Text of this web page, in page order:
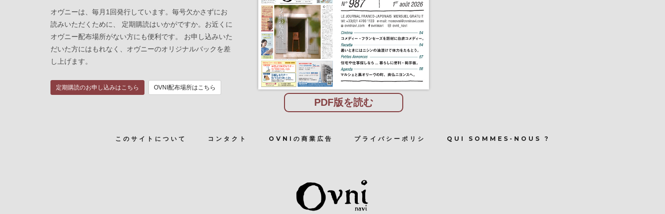
オヴニーは、毎月1回発行しています。毎号欠かさずにお
読みいただくために、 定期購読はいかがですか。お近くに
オヴニー配布場所がない方にも便利です。 お申し込みいた
だいた方にはもれなく、オヴニーのオリジナルバックを差
し上げます。
定期購読のお申し込みはこちら OVNI配布場所はこちら
PDF版を読む
このサイトについて コンタクト OVNIの商業広告 プライバシーポリシ QUI SOMMES-NOUS ?